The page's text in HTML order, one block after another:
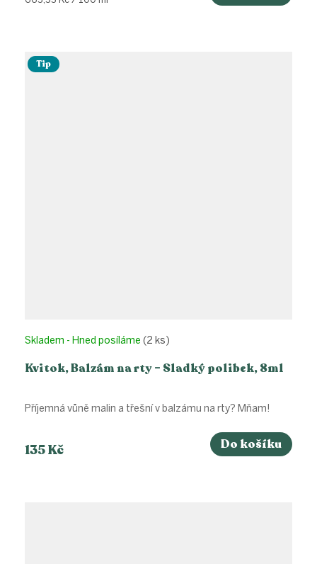
Tip
Kvitok, Balzám na rty – Sladký polibek, 8ml
Skladem - Hned posíláme (2 ks)
135 Kč Do košíku
Příjemná vůně malin a třešní v balzámu na rty? Mňam!